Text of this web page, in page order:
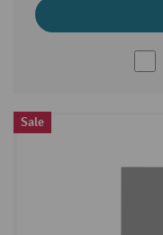
Sale